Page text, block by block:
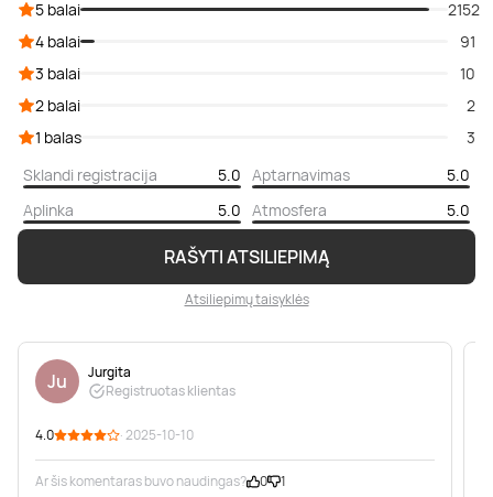
RAŠYTI ATSILIEPIMĄ
Atsiliepimų taisyklės
5 balai
2152
4 balai
91
3 balai
10
2 balai
2
1 balas
3
Sklandi registracija
5.0 Aptarnavimas
5.0
Aplinka
5.0 Atmosfera 5.0
Ju
Jurgita
Registruotas klientas
4.0 · 2025-10-10
Ar šis komentaras buvo naudingas? 0 1